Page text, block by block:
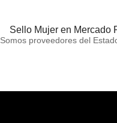
Sello Mujer en Mercado
Somos proveedores del
OTP Servicios